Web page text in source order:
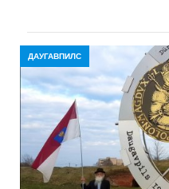
ДАУГАВПИЛС